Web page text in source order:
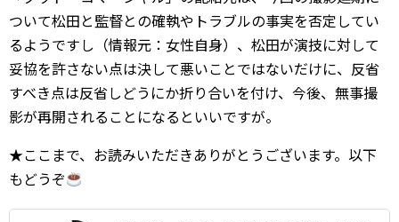
ついて松田と監督との確執やトラブルの事実を否定してい
るようですし（情報元：女性自身）、松田が演技に対して
妥協を許さない点は決して悪いことではないだけに、反省
すべき点は反省しどうにか折り合いを付け、今後、無事撮
影が再開されることになるといいですが。
★ここまで、お読みいただきありがとうございます。以下
もどうぞ